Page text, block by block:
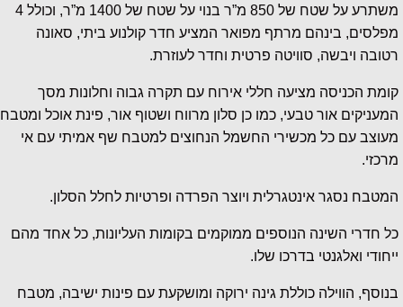
משתרע על שטח של 850 מ”ר בנוי על שטח של 1400 מ”ר, וכולל 4
מפלסים, בינהם מרתף מפואר המציע חדר קולנוע ביתי, סאונה
רטובה ויבשה, סוויטה פרטית וחדר לעוזרת.
קומת הכניסה מציעה חללי אירוח עם תקרה גבוה וחלונות מסך
המעניקים אור טבעי, כמו כן סלון מרווח ושטוף אור, פינת אוכל ומטבח
מעוצב עם כל מכשירי החשמל הנחוצים למטבח שף אמיתי עם אי
מרכזי.
המטבח נסגר אינטגרלית ויוצר הפרדה ופרטיות לחלל הסלון.
כל חדרי השינה הנוספים ממוקמים בקומות העליונות, כל אחד מהם
ייחודי ואלגנטי בדרכו שלו.
בנוסף, הווילה כוללת גינה ירוקה ומושקעת עם פינות ישיבה, מטבח